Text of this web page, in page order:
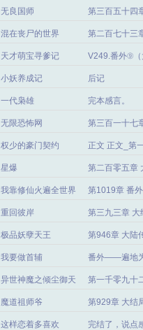
无良国师 第三百五十四
混在丧尸的世界 第二百七十三
天才萌宝寻爹记 V249.番外⑨（
小妖养成记 后记
一代枭雄 完本感言。
无限恐怖网 第三百一十七
权少的豪门契约 正文 正文_第
星爆 第二百零五章
我靠修仙火遍全世界 第1019章 番
重回彼岸 第三九三章 大
极品妖孽天王 第946章 大陆
我要做首辅 番外——遍地
异世神魔之倾尘御天
第一千零九十
局）
魔道祖师爷 第929章 大结
这样恋着多喜欢 完结了，说点